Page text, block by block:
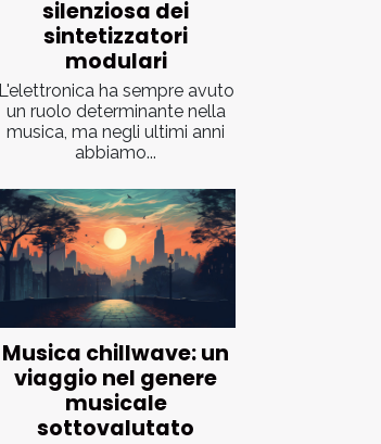
silenziosa dei
sintetizzatori
modulari
L'elettronica ha sempre avuto
un ruolo determinante nella
musica, ma negli ultimi anni
abbiamo...
Musica chillwave: un
viaggio nel genere
musicale
sottovalutato